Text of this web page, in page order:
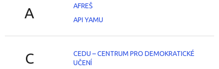
A
AFREŠ
API YAMU
C
CEDU – CENTRUM PRO DEMOKRATICKÉ
UČENÍ